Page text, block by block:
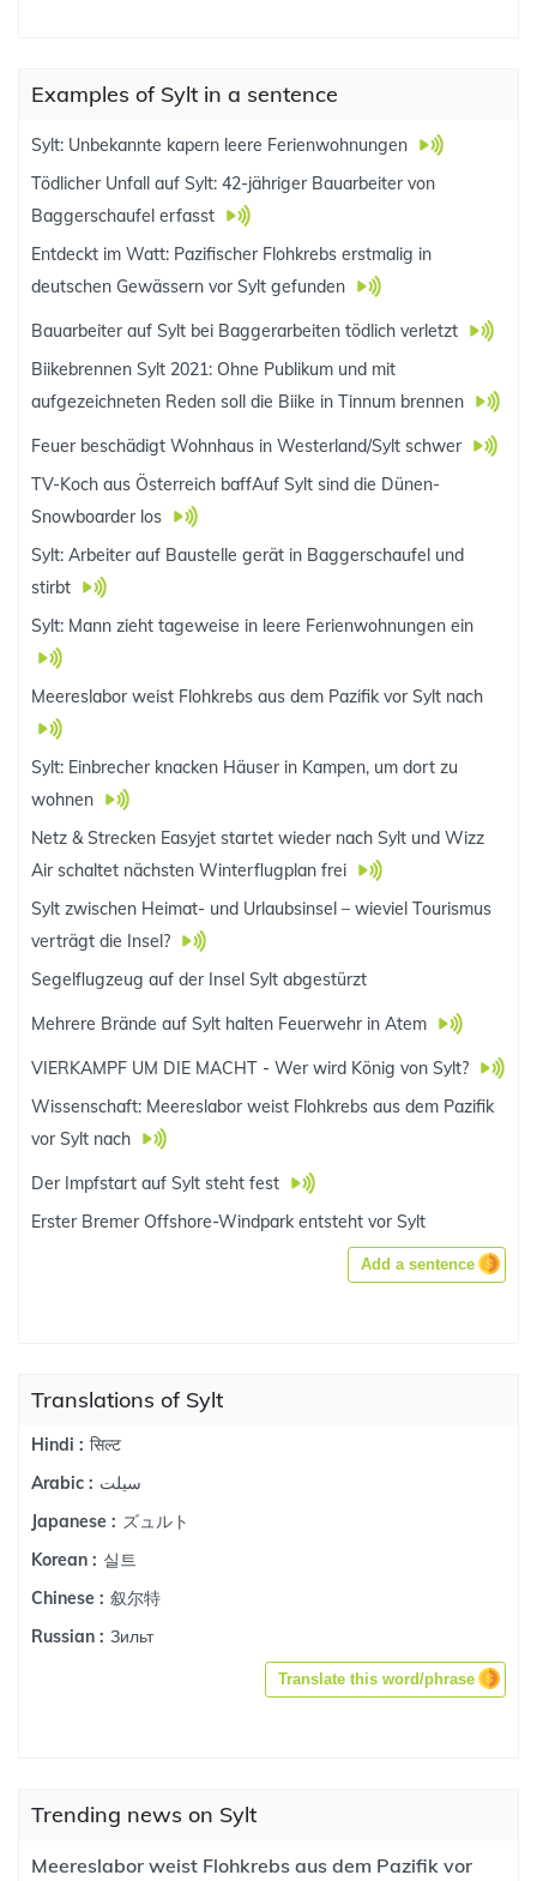
Examples of Sylt in a sentence
Sylt: Unbekannte kapern leere Ferienwohnungen
Tödlicher Unfall auf Sylt: 42-jähriger Bauarbeiter von
Baggerschaufel erfasst
Entdeckt im Watt: Pazifischer Flohkrebs erstmalig in
deutschen Gewässern vor Sylt gefunden
Bauarbeiter auf Sylt bei Baggerarbeiten tödlich verletzt
Biikebrennen Sylt 2021: Ohne Publikum und mit
aufgezeichneten Reden soll die Biike in Tinnum brennen
Feuer beschädigt Wohnhaus in Westerland/Sylt schwer
TV-Koch aus Österreich baffAuf Sylt sind die Dünen-
Snowboarder los
Sylt: Arbeiter auf Baustelle gerät in Baggerschaufel und
stirbt
Sylt: Mann zieht tageweise in leere Ferienwohnungen ein
Meereslabor weist Flohkrebs aus dem Pazifik vor Sylt nach
Sylt: Einbrecher knacken Häuser in Kampen, um dort zu
wohnen
Netz & Strecken Easyjet startet wieder nach Sylt und Wizz
Air schaltet nächsten Winterflugplan frei
Sylt zwischen Heimat- und Urlaubsinsel – wieviel Tourismus
verträgt die Insel?
Segelflugzeug auf der Insel Sylt abgestürzt
Mehrere Brände auf Sylt halten Feuerwehr in Atem
VIERKAMPF UM DIE MACHT - Wer wird König von Sylt?
Wissenschaft: Meereslabor weist Flohkrebs aus dem Pazifik
vor Sylt nach
Der Impfstart auf Sylt steht fest
Erster Bremer Offshore-Windpark entsteht vor Sylt
Add a sentence
Translations of Sylt
Hindi : सिल्ट
Arabic : سيلت
Japanese : ズュルト
Korean : 실트
Chinese : 叙尔特
Russian : Зильт
Translate this word/phrase
Trending news on Sylt
Meereslabor weist Flohkrebs aus dem Pazifik vor